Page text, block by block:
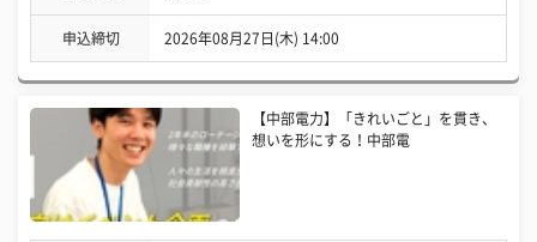
申込締切 2026年08月27日(木) 14:00
【中部電力】「きれいごと」を貫き、
想いを形にする！中部電